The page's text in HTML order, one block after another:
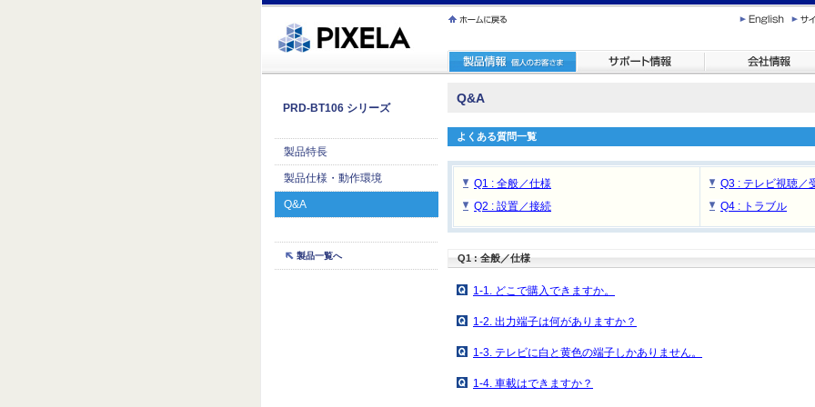
ｸ蜀�ｒ遘ｻ蜍輔☆繧九◆繧√�繝ｪ繝ｳ繧ｯ縺ｧ縺吶�
PRD-BT106 シリーズ
製品特長
製品仕様・動作環境
Q&A
製品一覧へ
Q&A
よくある質問一覧
Q1 : 全般／仕様
Q2 : 設置／接続
Q3 : テレビ視聴／
Q4 : トラブル
Q1 : 全般／仕様
1-1. どこで購入できますか。
1-2. 出力端子は何がありますか？
1-3. テレビに白と黄色の端子しかありません。
1-4. 車載はできますか？